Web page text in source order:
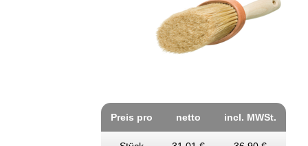
Preis pro netto incl. MWSt.